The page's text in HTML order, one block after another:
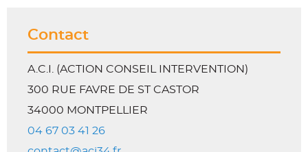
Contact
A.C.I. (ACTION CONSEIL INTERVENTION)
300 RUE FAVRE DE ST CASTOR
34000 MONTPELLIER
04 67 03 41 26